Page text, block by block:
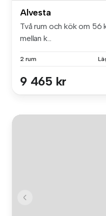
Alvesta
Två rum och kök om 56
mellan k...
2 rum
9 465 kr